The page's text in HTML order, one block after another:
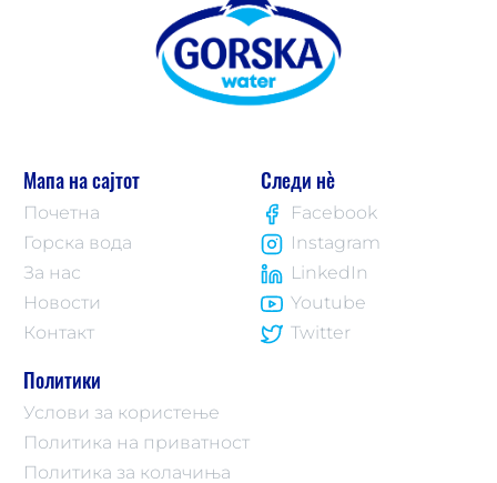
Мапа на сајтот
Почетна
Горска вода
За нас
Новости
Контакт
Политики
Услови за користење
Политика на приватност
Политика за колачиња
Следи нè
Facebook
Instagram
LinkedIn
Youtube
Twitter